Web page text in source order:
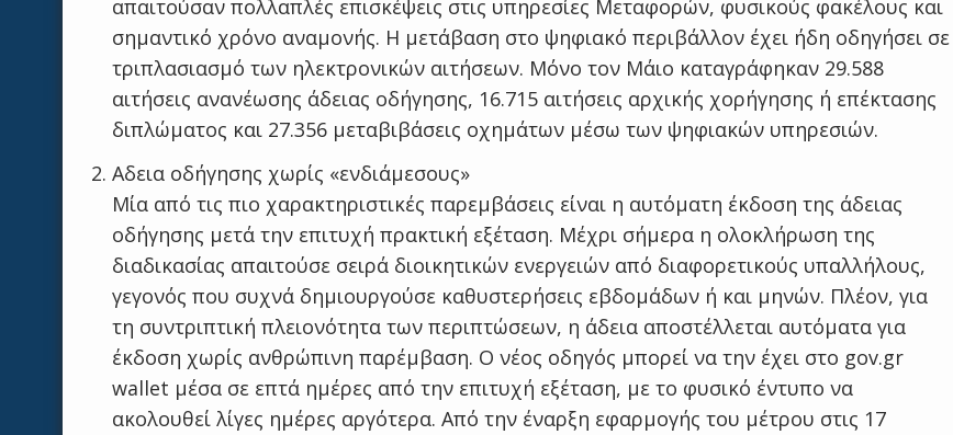
απαιτούσαν πολλαπλές επισκέψεις στις υπηρεσίες Μεταφορών, φυσικούς φακέλους και
σημαντικό χρόνο αναμονής. Η μετάβαση στο ψηφιακό περιβάλλον έχει ήδη οδηγήσει σε
τριπλασιασμό των ηλεκτρονικών αιτήσεων. Μόνο τον Μάιο καταγράφηκαν 29.588
αιτήσεις ανανέωσης άδειας οδήγησης, 16.715 αιτήσεις αρχικής χορήγησης ή επέκτασης
διπλώματος και 27.356 μεταβιβάσεις οχημάτων μέσω των ψηφιακών υπηρεσιών.
Αδεια οδήγησης χωρίς «ενδιάμεσους»
Μία από τις πιο χαρακτηριστικές παρεμβάσεις είναι η αυτόματη έκδοση της άδειας
οδήγησης μετά την επιτυχή πρακτική εξέταση. Μέχρι σήμερα η ολοκλήρωση της
διαδικασίας απαιτούσε σειρά διοικητικών ενεργειών από διαφορετικούς υπαλλήλους,
γεγονός που συχνά δημιουργούσε καθυστερήσεις εβδομάδων ή και μηνών. Πλέον, για
τη συντριπτική πλειονότητα των περιπτώσεων, η άδεια αποστέλλεται αυτόματα για
έκδοση χωρίς ανθρώπινη παρέμβαση. Ο νέος οδηγός μπορεί να την έχει στο gov.gr
wallet μέσα σε επτά ημέρες από την επιτυχή εξέταση, με το φυσικό έντυπο να
ακολουθεί λίγες ημέρες αργότερα. Από την έναρξη εφαρμογής του μέτρου στις 17